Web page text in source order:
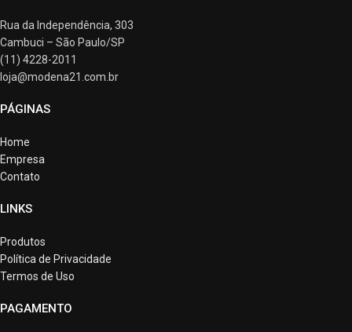
Rua da Independência, 303
Cambuci – São Paulo/SP
(11) 4228-2011
loja@modena21.com.br
PÁGINAS
Home
Empresa
Contato
LINKS
Produtos
Política de Privacidade
Termos de Uso
PAGAMENTO